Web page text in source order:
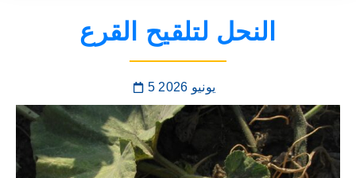
النحل لتلقيح القرع
5 يونيو 2026
Русский